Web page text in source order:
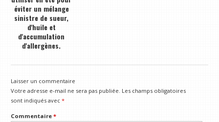
éviter un mélange
sinistre de sueur,
d'huile et
d'accumulation
d'allergènes.
Laisser un commentaire
Votre adresse e-mail ne sera pas publiée. Les champs obligatoires
sont indiqués avec*
Commentaire*